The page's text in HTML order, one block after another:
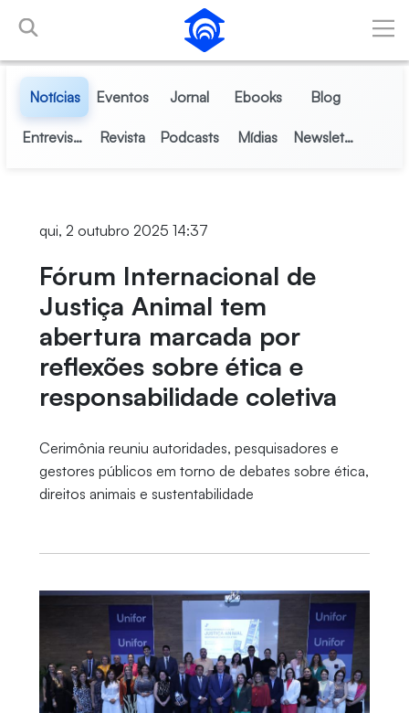
Pular para o Conteúdo principal
Notícias Eventos Jornal Ebooks Blog
Entrevistas Revista Podcasts Mídias Newsletter
qui, 2 outubro 2025 14:37
Fórum Internacional de
Justiça Animal tem
abertura marcada por
reflexões sobre ética e
responsabilidade coletiva
Cerimônia reuniu autoridades, pesquisadores e
gestores públicos em torno de debates sobre ética,
direitos animais e sustentabilidade